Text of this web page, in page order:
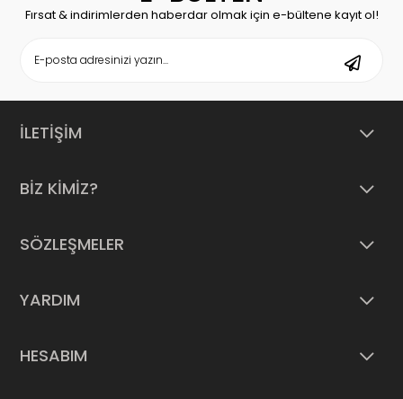
Fırsat & indirimlerden haberdar olmak için e-bültene kayıt ol!
İLETİŞİM
BİZ KİMİZ?
SÖZLEŞMELER
YARDIM
HESABIM